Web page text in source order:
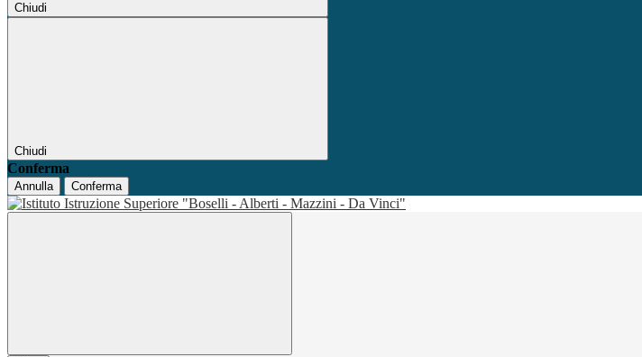
Chiudi
Chiudi
Conferma
Annulla Conferma